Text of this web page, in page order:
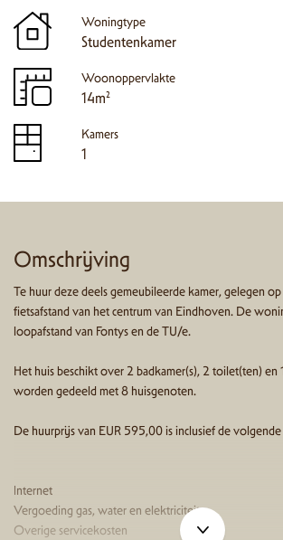
Woningtype
Studentenkamer
Woonoppervlakte
14m²
Kamers
1
Omschrijving
Te huur deze deels gemeubileerde kamer, gelegen
fietsafstand van het centrum van Eindhoven. De
loopafstand van Fontys en de TU/e.
Het huis beschikt over 2 badkamer(s), 2 toilet(ten)
worden gedeeld met 8 huisgenoten.
De huurprijs van EUR 595,00 is inclusief de
Internet
Vergoeding gas, water en elektriciteit
Overige servicekosten